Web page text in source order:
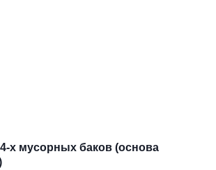
х мусорных баков (основа